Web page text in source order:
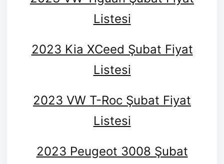
Listesi
2023 Kia XCeed Şubat Fiyat
Listesi
2023 VW T-Roc Şubat Fiyat
Listesi
2023 Peugeot 3008 Şubat